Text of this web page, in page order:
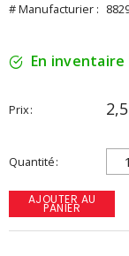
# Manufacturier :
En inventaire
Prix
Quantité
AJOUTER AU
PANIER